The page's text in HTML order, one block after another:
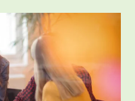
eine steile
stabilen